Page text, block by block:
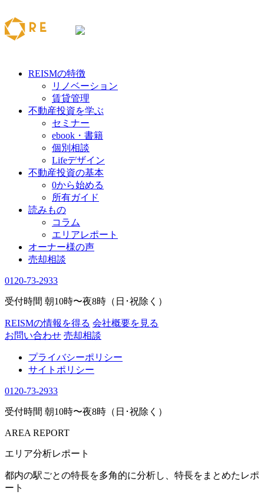
REISMの特徴
リノベーション
賃貸管理
不動産投資を学ぶ
セミナー
ebook・書籍
個別相談
Lifeデザイン
不動産投資の基本
0から始める
所有ガイド
読みもの
コラム
エリアレポート
オーナー様の声
売却相談
0120-73-2933
受付時間 朝10時〜夜8時（日･祝除く）
REISMの情報を得る 会社概要を見る
お問い合わせ 売却相談
プライバシーポリシー
サイトポリシー
0120-73-2933
受付時間 朝10時〜夜8時（日･祝除く）
AREA REPORT
エリア分析レポート
都内の駅ごとの特長を多角的に分析し、特長をまとめたレポ
ート